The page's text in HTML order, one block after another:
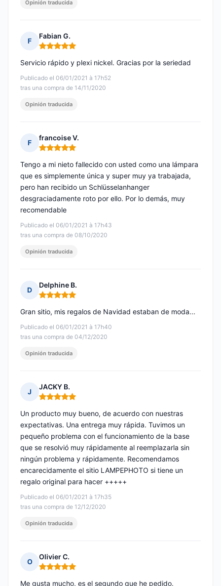
Opinión traducida
F
Fabian G.
Nota: 5 de 5
Publicado el 06/01/2021 à 17h52
tras una compra de 14/11/2020
Servicio rápido y plexi nickel. Gracias por la seriedad
Opinión traducida
F
francoise V.
Nota: 5 de 5
Publicado el 06/01/2021 à 17h43
tras una compra de 08/10/2020
Tengo a mi nieto fallecido con usted como una lámpara
que es simplemente única y super muy ya trabajada,
pero han recibido un Schlüsselanhanger
desgraciadamente roto por ello. Por lo demás, muy
recomendable
Opinión traducida
D
Delphine B.
Nota: 5 de 5
Publicado el 06/01/2021 à 17h40
tras una compra de 04/12/2020
Gran sitio, mis regalos de Navidad estaban de moda...
Opinión traducida
J
JACKY B.
Nota: 5 de 5
Publicado el 06/01/2021 à 17h35
tras una compra de 12/12/2020
Un producto muy bueno, de acuerdo con nuestras
expectativas. Una entrega muy rápida. Tuvimos un
pequeño problema con el funcionamiento de la base
que se resolvió muy rápidamente al reemplazarla sin
ningún problema y rápidamente. Recomendamos
encarecidamente el sitio LAMPEPHOTO si tiene un
regalo original para hacer +++++
Opinión traducida
O
Olivier C.
Nota: 5 de 5
Me gusta mucho, es el segundo que he pedido.